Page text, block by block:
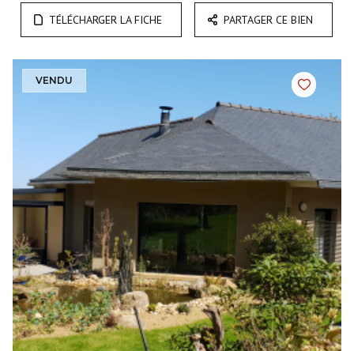
TÉLÉCHARGER LA FICHE PARTAGER CE BIEN
VENDU